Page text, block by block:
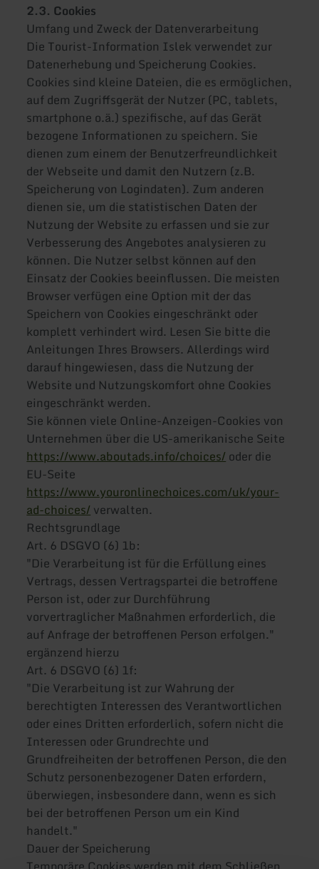
2.3. Cookies
Umfang und Zweck der Datenverarbeitung
Die Tourist-Information Islek verwendet zur
Datenerhebung und Speicherung Cookies.
Cookies sind kleine Dateien, die es ermöglichen,
auf dem Zugriffsgerät der Nutzer (PC, tablets,
smartphone o.ä.) spezifische, auf das Gerät
bezogene Informationen zu speichern. Sie
dienen zum einem der Benutzerfreundlichkeit
der Webseite und damit den Nutzern (z.B.
Speicherung von Logindaten). Zum anderen
dienen sie, um die statistischen Daten der
Nutzung der Website zu erfassen und sie zur
Verbesserung des Angebotes analysieren zu
können. Die Nutzer selbst können auf den
Einsatz der Cookies beeinflussen. Die meisten
Browser verfügen eine Option mit der das
Speichern von Cookies eingeschränkt oder
komplett verhindert wird. Lesen Sie bitte die
Anleitungen Ihres Browsers. Allerdings wird
darauf hingewiesen, dass die Nutzung der
Website und Nutzungskomfort ohne Cookies
eingeschränkt werden.
Sie können viele Online-Anzeigen-Cookies von
Unternehmen über die US-amerikanische Seite
https://www.aboutads.info/choices/ oder die
EU-Seite
https://www.youronlinechoices.com/uk/your-
ad-choices/ verwalten.
Rechtsgrundlage
Art. 6 DSGVO (6) 1b:
"Die Verarbeitung ist für die Erfüllung eines
Vertrags, dessen Vertragspartei die betroffene
Person ist, oder zur Durchführung
vorvertraglicher Maßnahmen erforderlich, die
auf Anfrage der betroffenen Person erfolgen."
ergänzend hierzu
Art. 6 DSGVO (6) 1f:
"Die Verarbeitung ist zur Wahrung der
berechtigten Interessen des Verantwortlichen
oder eines Dritten erforderlich, sofern nicht die
Interessen oder Grundrechte und
Grundfreiheiten der betroffenen Person, die den
Schutz personenbezogener Daten erfordern,
überwiegen, insbesondere dann, wenn es sich
bei der betroffenen Person um ein Kind
handelt."
Dauer der Speicherung